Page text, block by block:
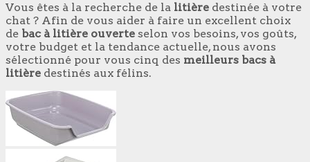
Vous êtes à la recherche de la litière destinée à votre
chat ? Afin de vous aider à faire un excellent choix
de bac à litière ouverte selon vos besoins, vos goûts,
votre budget et la tendance actuelle, nous avons
sélectionné pour vous cinq des meilleurs bacs à
litière destinés aux félins.